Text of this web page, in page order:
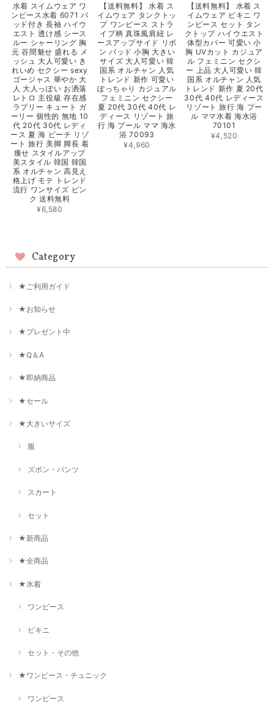
水着 スイムウェア ワ
ンピース水着 6071 パ
ッド付き 長袖 ハイウ
エスト 透け感 シース
ルー シャーリング 胸
元 谷間魅せ 盛れる メ
ッシュ 大人可愛い き
れいめ セクシー sexy
ゴージャス 華やか 大
人 大人っぽい お洒落
レトロ 主役級 存在感
ラブリー キュート ガ
ーリー 個性的 無地 10
代 20代 30代 レディ
ース 夏 海 ビーチ リゾ
ート 旅行 美脚 脚長 着
痩せ スタイルアップ
美スタイル 韓国 韓国
系 オルチャン 高見え
格上げ モテ トレンド
流行 ワンサイズ ピン
ク 送料無料
¥6,580
【送料無料】 水着 ス
イムウェア タンクトッ
プ ワンピース ストラ
イプ柄 真珠風肩紐 レ
ースアップサイド リボ
ン パッド 小胸 大きい
サイズ 大人可愛い 韓
国系 オルチャン 人気
トレンド 新作 可愛い
ぽっちゃり カジュアル
フェミニン セクシー
夏 20代 30代 40代 レ
ディース リゾート 旅
行 海 プール ママ 海水
浴 70093
¥4,960
【送料無料】 水着 ス
イムウェア ビキニ ワ
ンピース セット タン
クトップ ハイウエスト
体型カバー 可愛い 小
胸 UVカット カジュア
ル フェミニン セクシ
ー 上品 大人可愛い 韓
国系 オルチャン 人気
トレンド 新作 夏 20代
30代 40代 レディース
リゾート 旅行 海 プー
ル ママ水着 海水浴
70101
¥4,520
Category
★ご利用ガイド
★お知らせ
★プレゼント中
★Q＆A
★即納商品
★セール
★大きいサイズ
服
ズボン・パンツ
スカート
セット
★新商品
★全商品
★水着
ワンピース
ビキニ
セット・その他
★ワンピース・チュニック
ワンピース